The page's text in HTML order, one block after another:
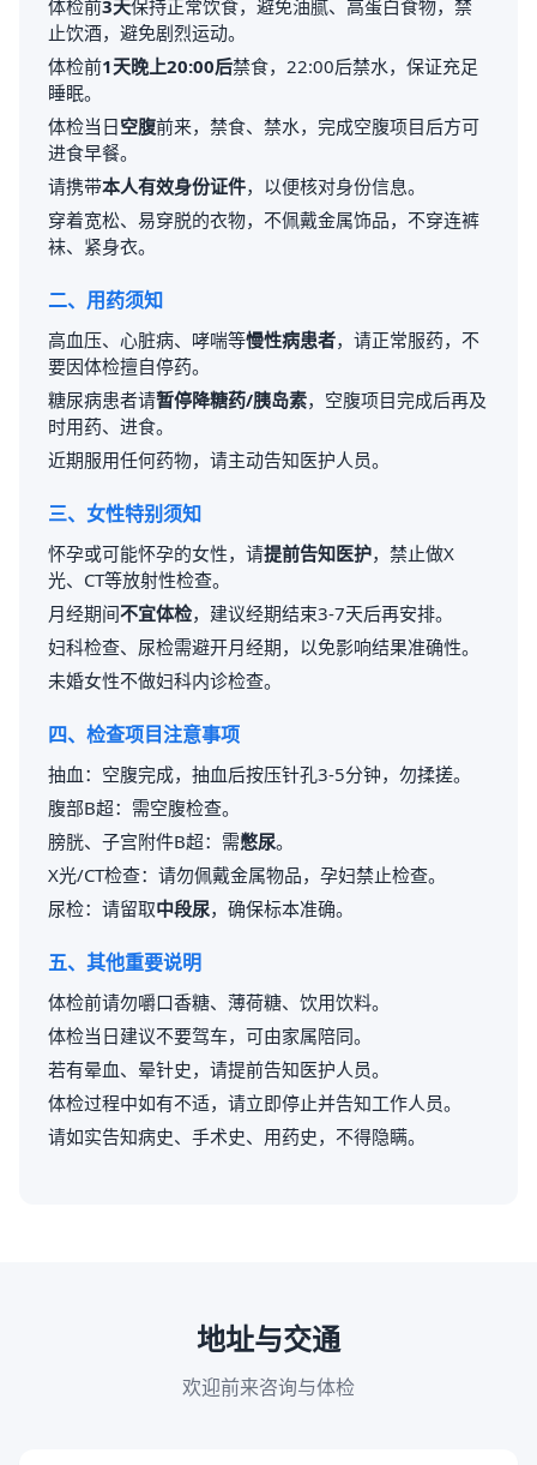
体检前3天保持正常饮食，避免油腻、高蛋白食物，禁
止饮酒，避免剧烈运动。
体检前1天晚上20:00后禁食，22:00后禁水，保证充足
睡眠。
体检当日空腹前来，禁食、禁水，完成空腹项目后方可
进食早餐。
请携带本人有效身份证件，以便核对身份信息。
穿着宽松、易穿脱的衣物，不佩戴金属饰品，不穿连裤
袜、紧身衣。
二、用药须知
高血压、心脏病、哮喘等慢性病患者，请正常服药，不
要因体检擅自停药。
糖尿病患者请暂停降糖药/胰岛素，空腹项目完成后再及
时用药、进食。
近期服用任何药物，请主动告知医护人员。
三、女性特别须知
怀孕或可能怀孕的女性，请提前告知医护，禁止做X
光、CT等放射性检查。
月经期间不宜体检，建议经期结束3-7天后再安排。
妇科检查、尿检需避开月经期，以免影响结果准确性。
未婚女性不做妇科内诊检查。
四、检查项目注意事项
抽血：空腹完成，抽血后按压针孔3-5分钟，勿揉搓。
腹部B超：需空腹检查。
膀胱、子宫附件B超：需憋尿。
X光/CT检查：请勿佩戴金属物品，孕妇禁止检查。
尿检：请留取中段尿，确保标本准确。
五、其他重要说明
体检前请勿嚼口香糖、薄荷糖、饮用饮料。
体检当日建议不要驾车，可由家属陪同。
若有晕血、晕针史，请提前告知医护人员。
体检过程中如有不适，请立即停止并告知工作人员。
请如实告知病史、手术史、用药史，不得隐瞒。
地址与交通
欢迎前来咨询与体检